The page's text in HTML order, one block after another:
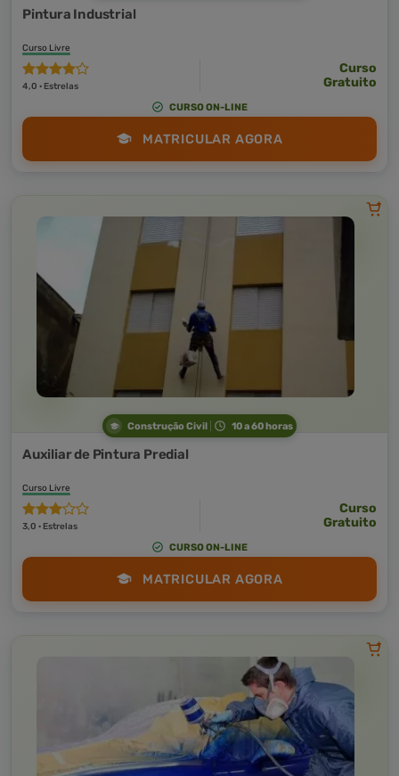
Pintura Industrial
Curso Livre
4,0 · Estrelas
Curso
Gratuito
CURSO ON-LINE
MATRICULAR AGORA
Construção Civil 10 a 60 horas
Auxiliar de Pintura Predial
Curso Livre
3,0 · Estrelas
Curso
Gratuito
CURSO ON-LINE
MATRICULAR AGORA